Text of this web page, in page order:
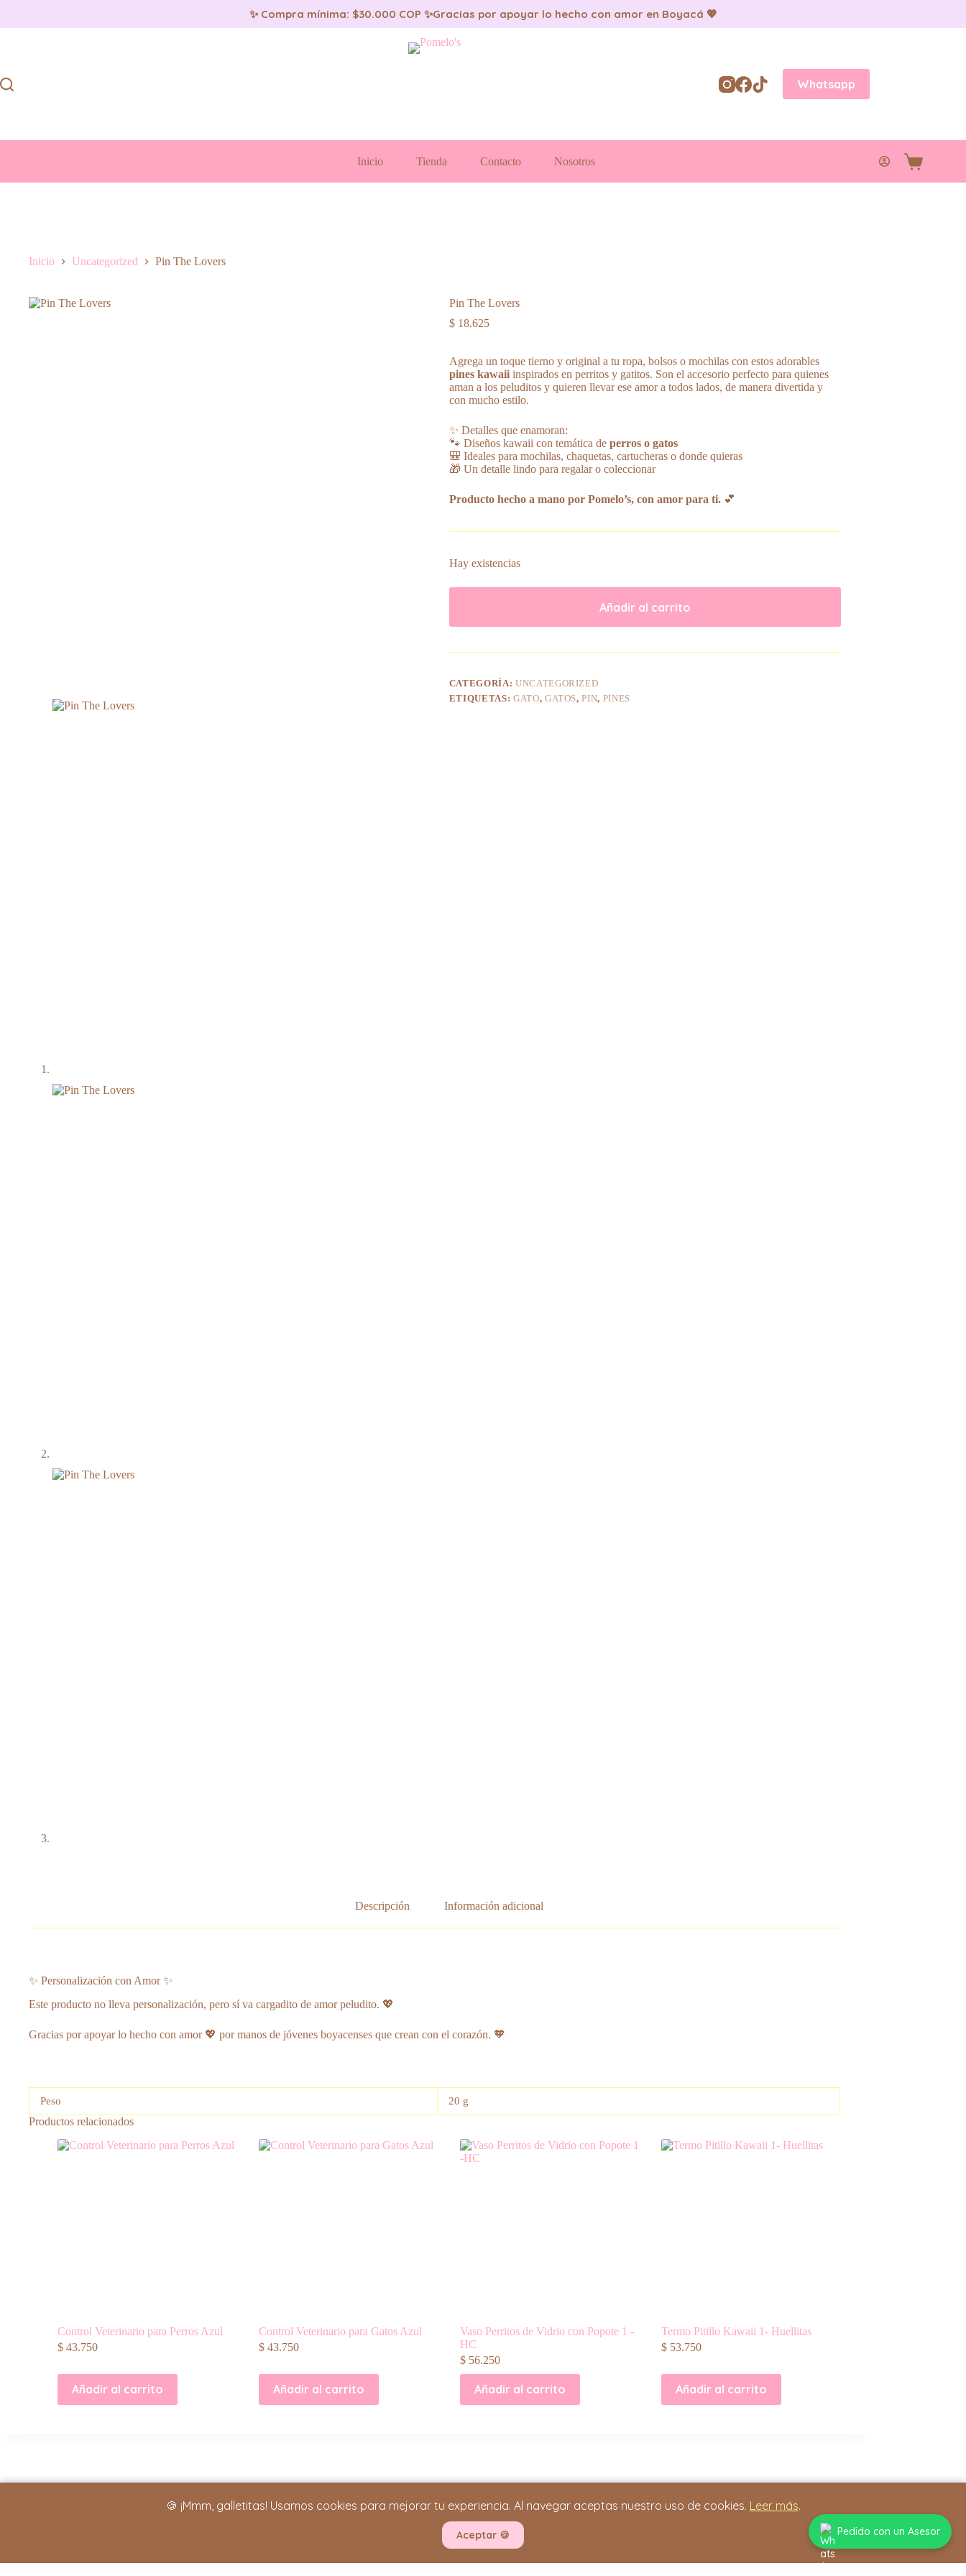
✨ Compra mínima: $30.000 COP ✨Gracias por apoyar lo hecho con amor en Boyacá 💖
Whatsapp
Inicio Tienda Contacto Nosotros
Carro
Inicio Uncategorized Pin The Lovers
Pin The Lovers
$18.625
Agrega un toque tierno y original a tu ropa, bolsos o mochilas con estos adorables
pines kawaiiinspirados en perritos y gatitos. Son el accesorio perfecto para quienes
aman a los peluditos y quieren llevar ese amor a todos lados, de manera divertida y
con mucho estilo.
✨ Detalles que enamoran:
🐾 Diseños kawaii con temática de perros o gatos
🎒 Ideales para mochilas, chaquetas, cartucheras o donde quieras
🎁 Un detalle lindo para regalar o coleccionar
Producto hecho a mano por Pomelo’s, con amor para ti.💕
Hay existencias
Añadir al carrito
CATEGORÍA: UNCATEGORIZED
ETIQUETAS: GATO, GATOS,PIN, PINES
Descripción Información adicional
✨ Personalización con Amor ✨
Este producto no lleva personalización, pero sí va cargadito de amor peludito. 💖
Gracias por apoyar lo hecho con amor 💖 por manos de jóvenes boyacenses que crean con el corazón. 🧡
Peso 20 g
Productos relacionados
Control Veterinario para Perros Azul
$ 43.750
Añadir al carrito
Control Veterinario para Gatos Azul
$43.750
Añadir al carrito
Vaso Perritos de Vidrio con Popote 1 -
HC
$56.250
Añadir al carrito
Termo Pitillo Kawaii 1- Huellitas
$53.750
Añadir al carrito
INFORMACIÓN IMPORTANTE
Términos y Condiciones
🍪 ¡Mmm, galletitas! Usamos cookies para mejorar tu experiencia. Al navegar aceptas nuestro uso de cookies. Leer más.
Aceptar 🍪 Pedido con un Asesor